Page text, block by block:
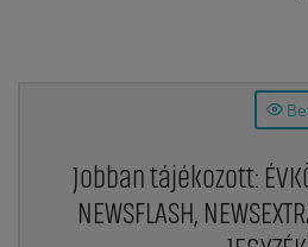
Jobban tájékozott:
NEWSFLASH,